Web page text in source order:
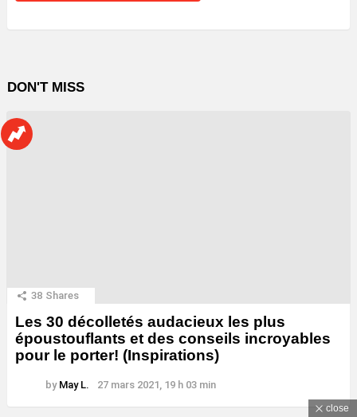
DON'T MISS
38 Shares
Les 30 décolletés audacieux les plus
époustouflants et des conseils incroyables
pour le porter! (Inspirations)
by May L. 27 mars 2021, 19 h 03 min
close